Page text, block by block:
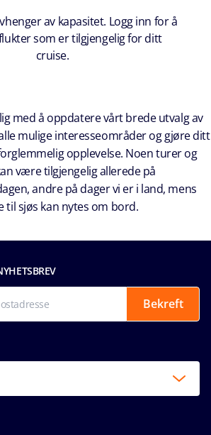
av kapasitet. Logg inn for å
som er tilgjengelig for ditt
cruise.
med å oppdatere vårt brede utvalg av
mulige interesseområder og gjøre ditt
opplevelse. Noen turer og
være tilgjengelig allerede på
andre på dager vi er i land, mens
til sjøs kan nytes om bord.
Bekreft